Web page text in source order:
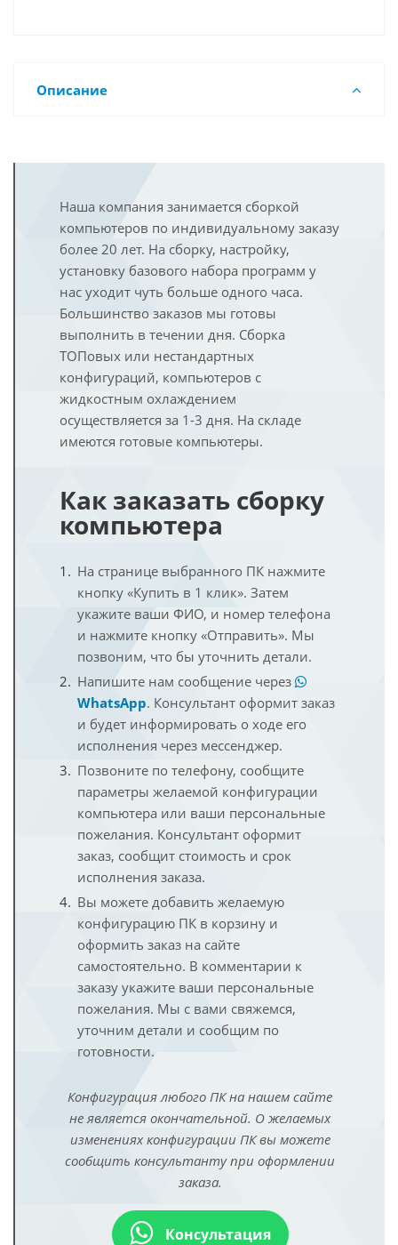
Описание
Наша компания занимается сборкой
компьютеров по индивидуальному заказу
более 20 лет. На сборку, настройку,
установку базового набора программ у
нас уходит чуть больше одного часа.
Большинство заказов мы готовы
выполнить в течении дня. Сборка
ТОПовых или нестандартных
конфигураций, компьютеров с
жидкостным охлаждением
осуществляется за 1-3 дня. На складе
имеются готовые компьютеры.
Как заказать сборку
компьютера
На странице выбранного ПК нажмите
кнопку «Купить в 1 клик». Затем
укажите ваши ФИО, и номер телефона
и нажмите кнопку «Отправить». Мы
позвоним, что бы уточнить детали.
Напишите нам сообщение через
WhatsApp. Консультант оформит заказ
и будет информировать о ходе его
исполнения через мессенджер.
Позвоните по телефону, сообщите
параметры желаемой конфигурации
компьютера или ваши персональные
пожелания. Консультант оформит
заказ, сообщит стоимость и срок
исполнения заказа.
Вы можете добавить желаемую
конфигурацию ПК в корзину и
оформить заказ на сайте
самостоятельно. В комментарии к
заказу укажите ваши персональные
пожелания. Мы с вами свяжемся,
уточним детали и сообщим по
готовности.
Конфигурация любого ПК на нашем сайте
не является окончательной. О желаемых
изменениях конфигурации ПК вы можете
сообщить консультанту при оформлении
заказа.
Консультация